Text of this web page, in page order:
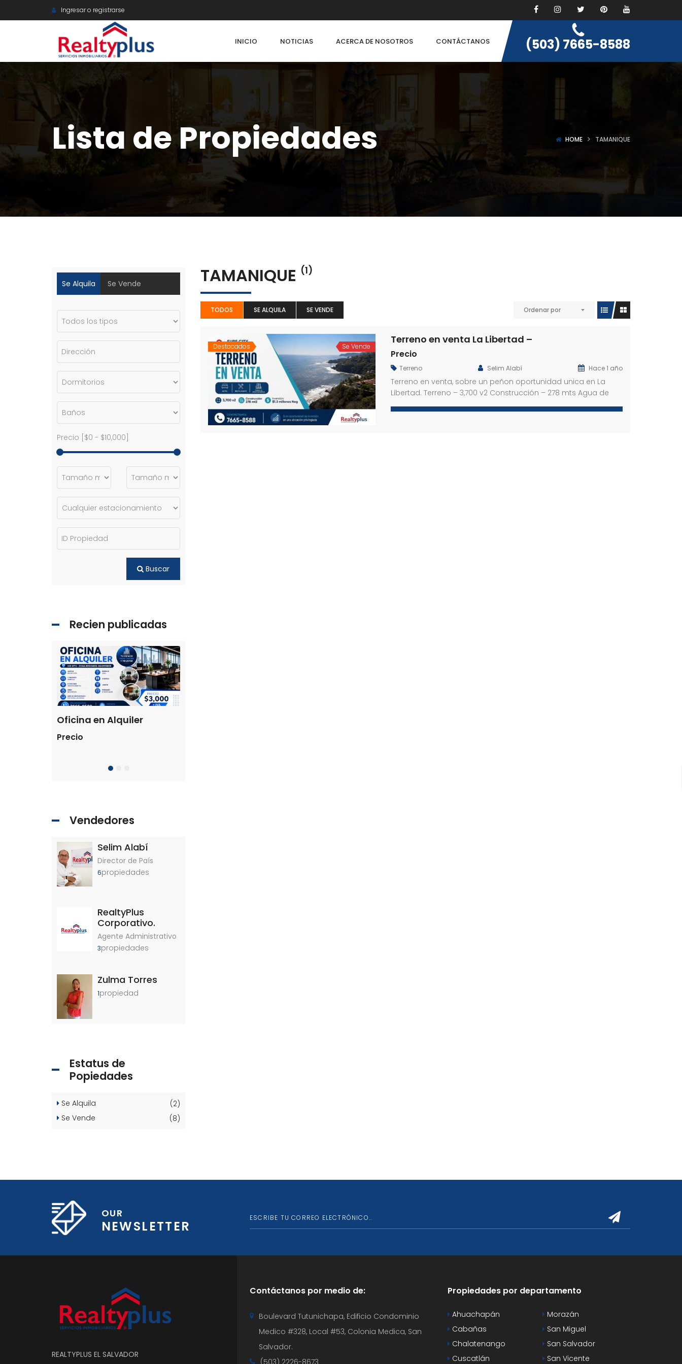
Ingresar o registrarse
INICIO NOTICIAS ACERCA DE NOSOTROS CONTÁCTANOS (503) 7665-8588
Lista de Propiedades HOME TAMANIQUE
TAMANIQUE (1)
TODOS SE ALQUILA SE VENDE Ordenar por
Destacados Se Vende
Terreno en venta La Libertad –
Precio
Terreno Selim Alabí Hace 1 año
Terreno en venta, sobre un peñon oportunidad unica en La
Libertad. Terreno – 3,700 v2 Construcción – 278 mts Agua de
pozo propio. Enegia electrica. El terreno cuenta con una
Se Alquila Se Vende
Precio [ $0 - $10,000
Buscar
Recien publicadas
Oficina en Alquiler
Precio
Vendedores
Selim Alabí
Director de País
6propiedades
RealtyPlus
Corporativo.
Agente Administrativo
3propiedades
Zulma Torres
1propiedad
Estatus de
Popiedades
Se Alquila
(2)
Se Vende
(8)
OUR
NEWSLETTER
REALTYPLUS EL SALVADOR
Contáctanos por medio de:
Boulevard Tutunichapa, Edificio Condominio
Medico #328, Local #53, Colonia Medica, San
Salvador.
(503) 2226-8673
Propiedades por departamento
Ahuachapán
Cabañas
Chalatenango
Cuscatlán
Morazán
San Miguel
San Salvador
San Vicente